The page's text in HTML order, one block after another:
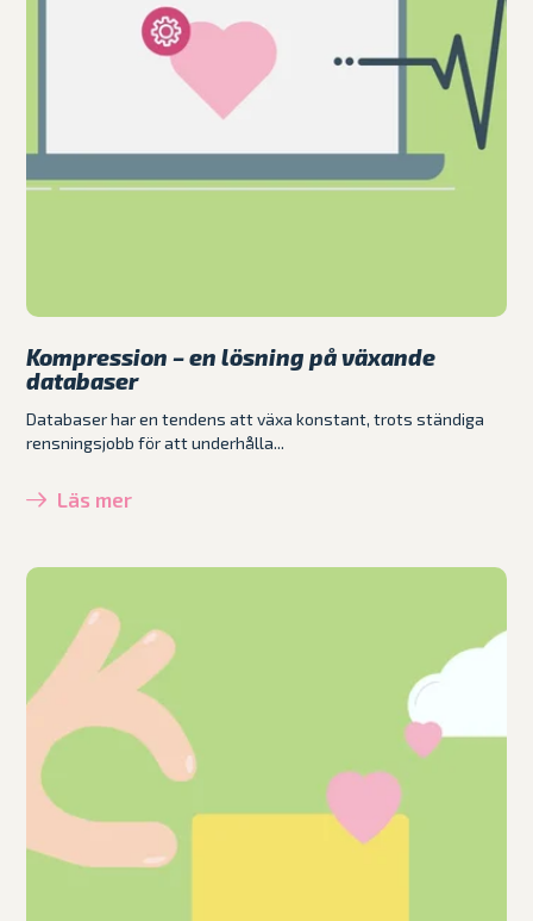
Kompression – en lösning på växande
databaser
Databaser har en tendens att växa konstant, trots ständiga
rensningsjobb för att underhålla...
Läs mer